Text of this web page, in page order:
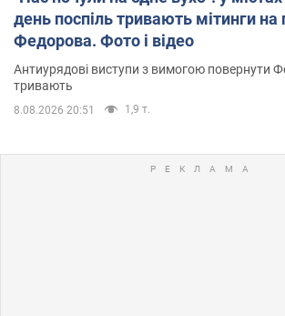
день поспіль тривають мітинги на
Федорова. Фото і відео
Антиурядові виступи з вимогою повернути
тривають
8.08.2026 20:51 1,9 т.